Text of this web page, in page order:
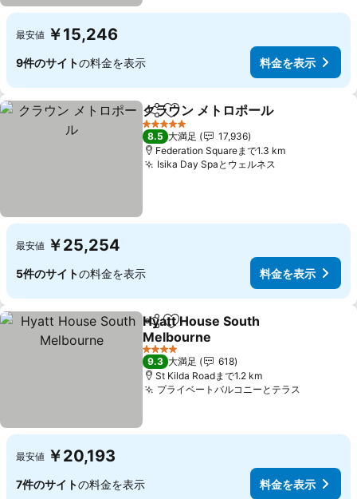
最安値 ￥15,246
9件のサイトの料金を表示 料金を表示
シェアお気に入りに追加
クラウン メトロポール
5 ホテルのランク
8.5 大満足
17,936
Federation Squareまで1.3 km
Isika Day Spaとウェルネス
最安値 ￥25,254
5件のサイトの料金を表示 料金を表示
シェアお気に入りに追加
Hyatt House South
Melbourne
4 ホテルのランク
9.3 大満足
618
St Kilda Roadまで1.2 km
プライベートバルコニーとテラス
最安値 ￥20,193
7件のサイトの料金を表示 料金を表示